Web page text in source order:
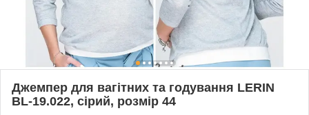
Джемпер для вагітних та годування LERIN
BL-19.022, сірий, розмір 44